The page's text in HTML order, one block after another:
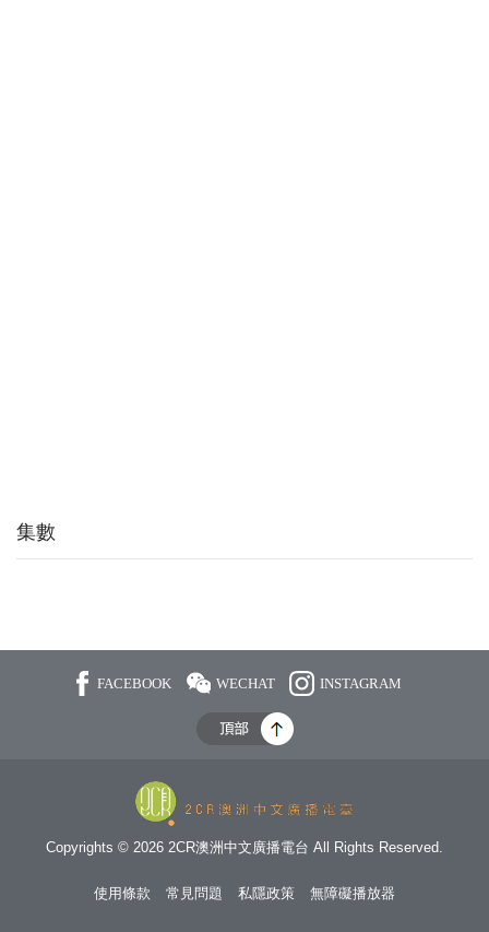
集數
FACEBOOK WECHAT INSTAGRAM
Copyrights © 2026 2CR澳洲中文廣播電台 All Rights Reserved.
使用條款 常見問題 私隱政策 無障礙播放器